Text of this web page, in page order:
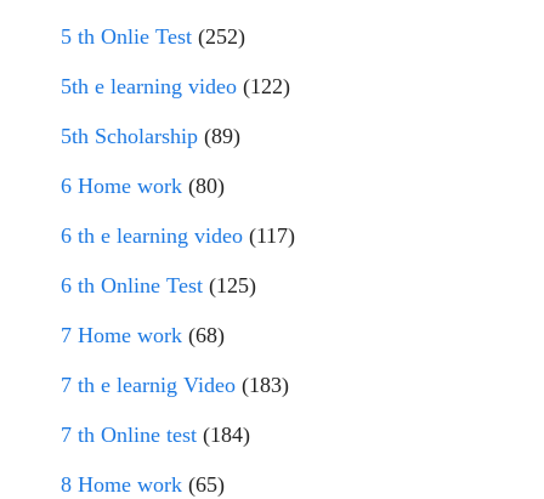
5 th Onlie Test (252)
5th e learning video (122)
5th Scholarship (89)
6 Home work (80)
6 th e learning video (117)
6 th Online Test (125)
7 Home work (68)
7 th e learnig Video (183)
7 th Online test (184)
8 Home work (65)